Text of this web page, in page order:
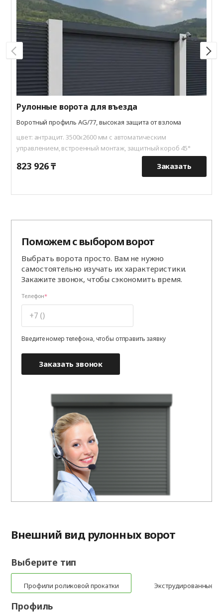
Рулонные ворота для въезда
Воротный профиль AG/77, высокая защита от взлома
цвет: антрацит. 3500x2600 мм с автоматическим
управлением, встроенный монтаж, защитный короб 45°
823 926 ₸ Заказать
Поможем с выбором ворот
Выбрать ворота просто. Вам не нужно
самостоятельно изучать их характеристики.
Закажите звонок, чтобы сэкономить время.
Телефон
Введите номер телефона, чтобы отправить заявку
Заказать звонок
Внешний вид рулонных ворот
Выберите тип
Профили роликовой прокатки Экструдированные
Профиль